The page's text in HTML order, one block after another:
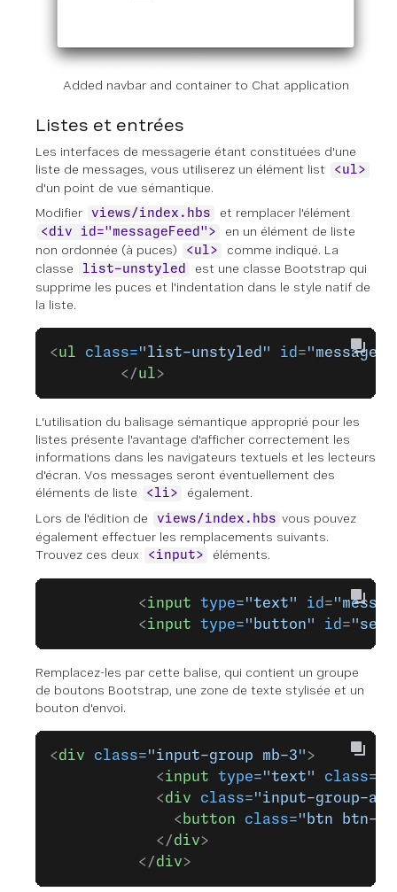
Added navbar and container to Chat application
Listes et entrées
Les interfaces de messagerie étant constituées d'une
liste de messages, vous utiliserez un élément list
<ul>
d'un point de vue sémantique.
Modifier
views/index.hbs et remplacer l'élément
<div id="messageFeed">
en un élément de liste
non ordonnée (à puces)
<ul>
comme indiqué. La
classe
list-unstyled
est une classe Bootstrap qui
supprime les puces et l'indentation dans le style natif de
la liste.
<ul class="list-unstyled" id =
        </
ul>
L'utilisation du balisage sémantique approprié pour les
listes présente l'avantage d'afficher correctement les
informations dans les navigateurs textuels et les lecteurs
d'écran. Vos messages seront éventuellement des
éléments de liste
<li>
également.
Lors de l'édition de
views/index.hbs vous pouvez
également effectuer les remplacements suivants.
Trouvez ces deux
<input> éléments.
          <
input type="text" id =
          <
input type="button" id =
Remplacez-les par cette balise, qui contient un groupe
de boutons Bootstrap, une zone de texte stylisée et un
bouton d'envoi.
<div class="input-group mb-3" >
            <
input type="text" class=
            <
div class="input-group-
              <
button class="btn btn-
            </
div>
          </
div>